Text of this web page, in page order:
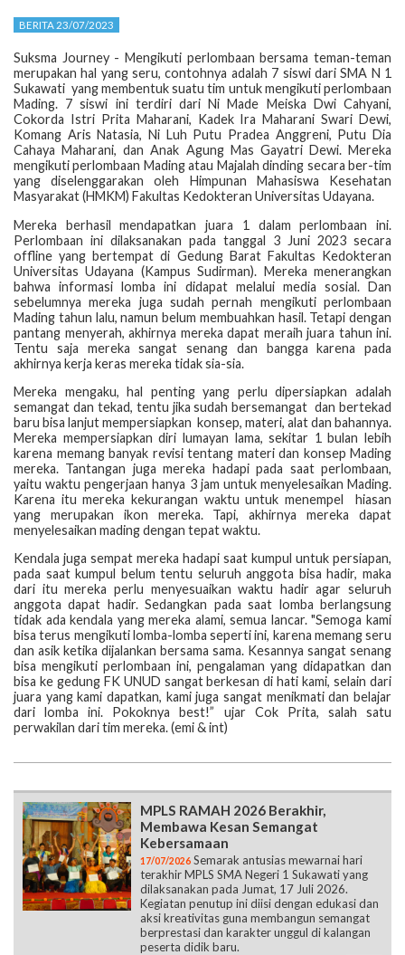
BERITA 23/07/2023
Suksma Journey - Mengikuti perlombaan bersama teman-teman
merupakan hal yang seru, contohnya adalah 7 siswi dari SMA N 1
Sukawati yang membentuk suatu tim untuk mengikuti perlombaan
Mading. 7 siswi ini terdiri dari Ni Made Meiska Dwi Cahyani,
Cokorda Istri Prita Maharani, Kadek Ira Maharani Swari Dewi,
Komang Aris Natasia, Ni Luh Putu Pradea Anggreni, Putu Dia
Cahaya Maharani, dan Anak Agung Mas Gayatri Dewi. Mereka
mengikuti perlombaan Mading atau Majalah dinding secara ber-tim
yang diselenggarakan oleh Himpunan Mahasiswa Kesehatan
Masyarakat (HMKM) Fakultas Kedokteran Universitas Udayana.
Mereka berhasil mendapatkan juara 1 dalam perlombaan ini.
Perlombaan ini dilaksanakan pada tanggal 3 Juni 2023 secara
offline yang bertempat di Gedung Barat Fakultas Kedokteran
Universitas Udayana (Kampus Sudirman). Mereka menerangkan
bahwa informasi lomba ini didapat melalui media sosial. Dan
sebelumnya mereka juga sudah pernah mengikuti perlombaan
Mading tahun lalu, namun belum membuahkan hasil. Tetapi dengan
pantang menyerah, akhirnya mereka dapat meraih juara tahun ini.
Tentu saja mereka sangat senang dan bangga karena pada
akhirnya kerja keras mereka tidak sia-sia.
Mereka mengaku, hal penting yang perlu dipersiapkan adalah
semangat dan tekad, tentu jika sudah bersemangat dan bertekad
baru bisa lanjut mempersiapkan konsep, materi, alat dan bahannya.
Mereka mempersiapkan diri lumayan lama, sekitar 1 bulan lebih
karena memang banyak revisi tentang materi dan konsep Mading
mereka. Tantangan juga mereka hadapi pada saat perlombaan,
yaitu waktu pengerjaan hanya 3 jam untuk menyelesaikan Mading.
Karena itu mereka kekurangan waktu untuk menempel
hiasan
yang merupakan ikon mereka. Tapi, akhirnya mereka dapat
menyelesaikan mading dengan tepat waktu.
Kendala juga sempat mereka hadapi saat kumpul untuk persiapan,
pada saat kumpul belum tentu seluruh anggota bisa hadir, maka
dari itu mereka perlu menyesuaikan waktu hadir agar seluruh
anggota dapat hadir. Sedangkan pada saat lomba berlangsung
tidak ada kendala yang mereka alami, semua lancar. "Semoga kami
bisa terus mengikuti lomba-lomba seperti ini, karena memang seru
dan asik ketika dijalankan bersama sama. Kesannya sangat senang
bisa mengikuti perlombaan ini, pengalaman yang didapatkan dan
bisa ke gedung FK UNUD sangat berkesan di hati kami, selain dari
juara yang kami dapatkan, kami juga sangat menikmati dan belajar
dari lomba ini. Pokoknya best!” ujar Cok Prita, salah satu
perwakilan dari tim mereka. (emi & int)
MPLS RAMAH 2026 Berakhir,
Membawa Kesan Semangat
Kebersamaan
17/07/2026 Semarak antusias mewarnai hari
terakhir MPLS SMA Negeri 1 Sukawati yang
dilaksanakan pada Jumat, 17 Juli 2026.
Kegiatan penutup ini diisi dengan edukasi dan
aksi kreativitas guna membangun semangat
berprestasi dan karakter unggul di kalangan
peserta didik baru.